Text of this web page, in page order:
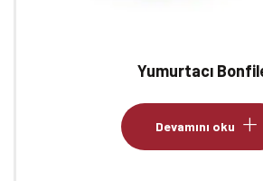
Yumurtacı
Devamını oku